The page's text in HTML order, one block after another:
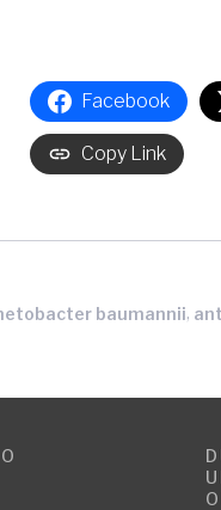
Facebook
Copy Link
baumannii,